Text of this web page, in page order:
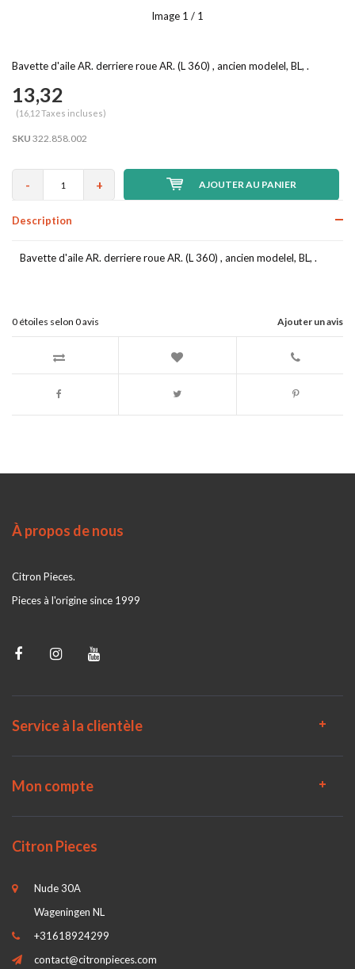
Image 1 / 1
Bavette d'aile AR. derriere roue AR. (L 360) , ancien modelel, BL, .
13,32
(16,12 Taxes incluses)
SKU 322.858.002
- + AJOUTER AU PANIER
Description
Bavette d'aile AR. derriere roue AR. (L 360) , ancien modelel, BL, .
Ajouter un avis
0 étoiles selon 0avis
À propos de nous
Citron Pieces.
Pieces à l'origine since 1999
Service à la clientèle
Mon compte
Citron Pieces
Nude 30A
Wageningen NL
+31618924299
contact@citronpieces.com